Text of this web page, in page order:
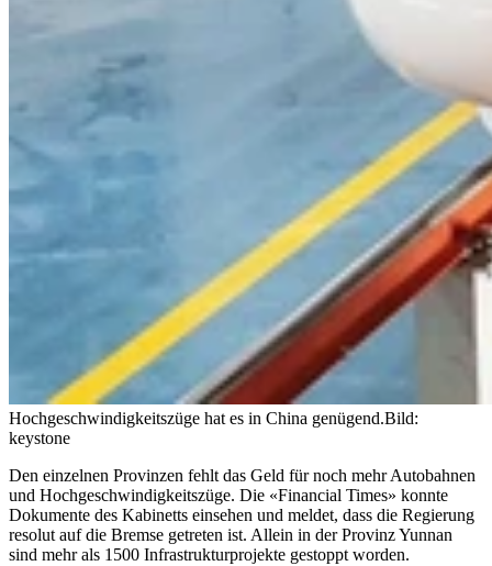
Hochgeschwindigkeitszüge hat es in China genügend.Bild:
keystone
Den einzelnen Provinzen fehlt das Geld für noch mehr Autobahnen
und Hochgeschwindigkeitszüge. Die «Financial Times» konnte
Dokumente des Kabinetts einsehen und meldet, dass die Regierung
resolut auf die Bremse getreten ist. Allein in der Provinz Yunnan
sind mehr als 1500 Infrastrukturprojekte gestoppt worden.